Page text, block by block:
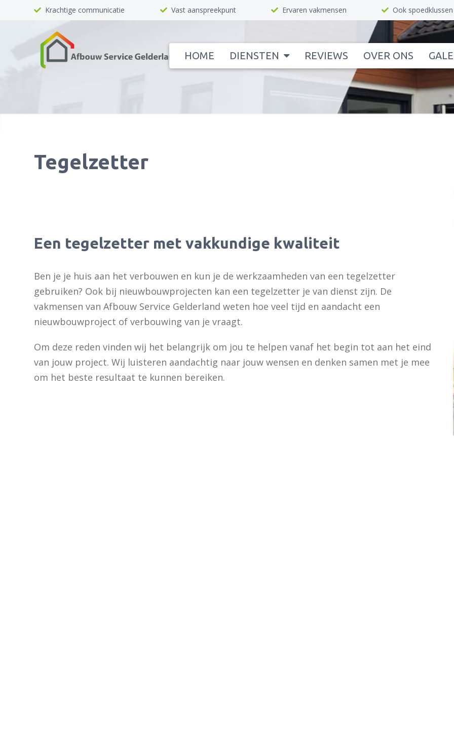
Krachtige communicatie Vast aanspreekpunt Ervaren vakmensen Ook spoedklussen
HOME DIENSTEN REVIEWS OVER ONS
Tegelzetter
Een tegelzetter met vakkundige kwaliteit
Ben je je huis aan het verbouwen en kun je de werkzaamheden van een tegelzetter
gebruiken? Ook bij nieuwbouwprojecten kan een tegelzetter je van dienst zijn. De
vakmensen van Afbouw Service Gelderland weten hoe veel tijd en aandacht een
nieuwbouwproject of verbouwing van je vraagt.
Om deze reden vinden wij het belangrijk om jou te helpen vanaf het begin tot aan het eind
van jouw project. Wij luisteren aandachtig naar jouw wensen en denken samen met je mee
om het beste resultaat te kunnen bereiken.